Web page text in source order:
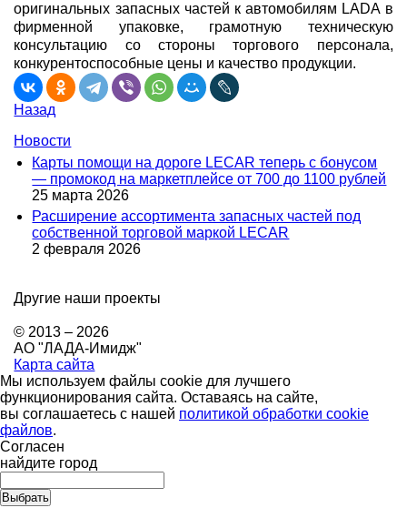
оригинальных запасных частей к автомобилям LADA в
фирменной упаковке, грамотную техническую
консультацию со стороны торгового персонала,
конкурентоспособные цены и качество продукции.
Назад
Новости
Карты помощи на дороге LECAR теперь с бонусом
— промокод на маркетплейсе от 700 до 1100 рублей
25 марта 2026
Расширение ассортимента запасных частей под
собственной торговой маркой LECAR
2 февраля 2026
Другие наши проекты
© 2013 – 2026
АО "ЛАДА-Имидж"
Карта сайта
Мы используем файлы cookie для лучшего
функционирования сайта. Оставаясь на сайте,
вы соглашаетесь с нашей политикой обработки cookie
файлов.
Согласен
найдите город